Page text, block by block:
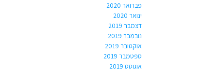
פברואר 2020
ינואר 2020
דצמבר 2019
נובמבר 2019
אוקטובר 2019
ספטמבר 2019
אוגוסט 2019